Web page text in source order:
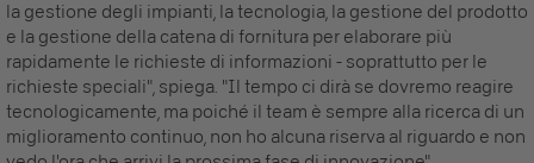
la gestione degli impianti, la tecnologia, la gestione del prodotto
e la gestione della catena di fornitura per elaborare più
rapidamente le richieste di informazioni - soprattutto per le
richieste speciali", spiega. "Il tempo ci dirà se dovremo reagire
tecnologicamente, ma poiché il team è sempre alla ricerca di un
miglioramento continuo, non ho alcuna riserva al riguardo e non